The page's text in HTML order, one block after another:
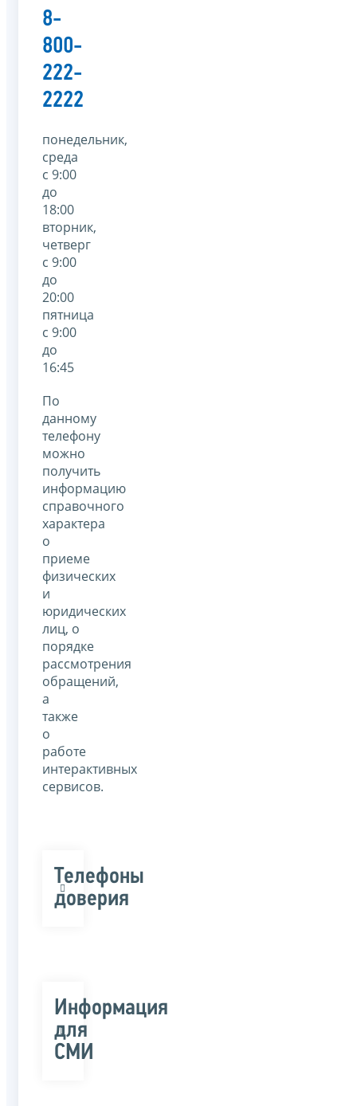
8-
800-
222-
2222
понедельник,
среда
с 9:00
до
18:00
вторник,
четверг
с 9:00
до
20:00
пятница
с 9:00
до
16:45
По
данному
телефону
можно
получить
информацию
справочного
характера
о
приеме
физических
и
юридических
лиц, о
порядке
рассмотрения
обращений,
а
также
о
работе
интерактивных
сервисов.
Телефоны
доверия
Информация
для
СМИ